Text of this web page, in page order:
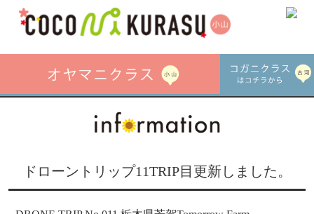
ドローントリップ11TRIP目更新しました。